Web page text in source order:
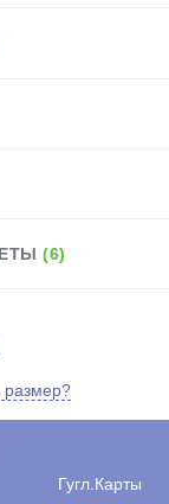
(6)
размер?
Гугл.Карты